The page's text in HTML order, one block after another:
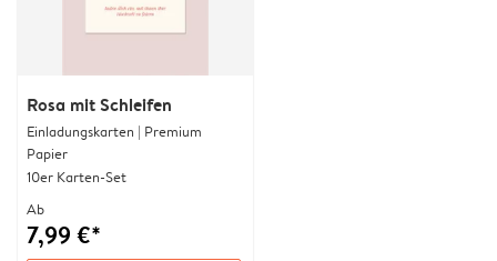
Rosa mit Schleifen
Einladungskarten | Premium
Papier
10er Karten-Set
Ab
7,99 €*